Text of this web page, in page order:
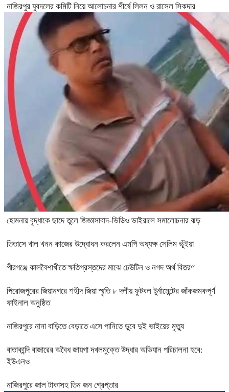
নাজিরপুর যুবদলের কমিটি নিয়ে আলোচনার শীর্ষে লিলন ও রাসেল সিকদার
হোমনায় বৃদ্ধাকে ছাদে তুলে জিজ্ঞাসাবাদ-ভিডিও ভাইরালে সমালোচনার ঝড়
তিতাসে খাল খনন কাজের উদ্বোধন করলেন এমপি অধ্যক্ষ সেলিম ভূঁইয়া
পীরগঞ্জে কালবৈশাখীতে ক্ষতিগ্রস্তদের মাঝে ঢেউটিন ও নগদ অর্থ বিতরণ
পিরোজপুরের জিয়ানগরে শহীদ জিয়া স্মৃতি ৮ দলীয় ফুটবল টুর্নামেন্টের জাঁকজমকপূর্ণ
ফাইনাল অনুষ্ঠিত
নাজিরপুরে নানা বাড়িতে বেড়াতে এসে পানিতে ডুবে দুই ভাইয়ের মৃত্যু
বাতাকান্দি বাজারের অবৈধ জায়গা দখলমুক্তে উদ্ধার অভিযান পরিচালনা হবে:
ইউএনও
নাজিরপুরে জাল টাকাসহ তিন জন গ্রেপ্তার